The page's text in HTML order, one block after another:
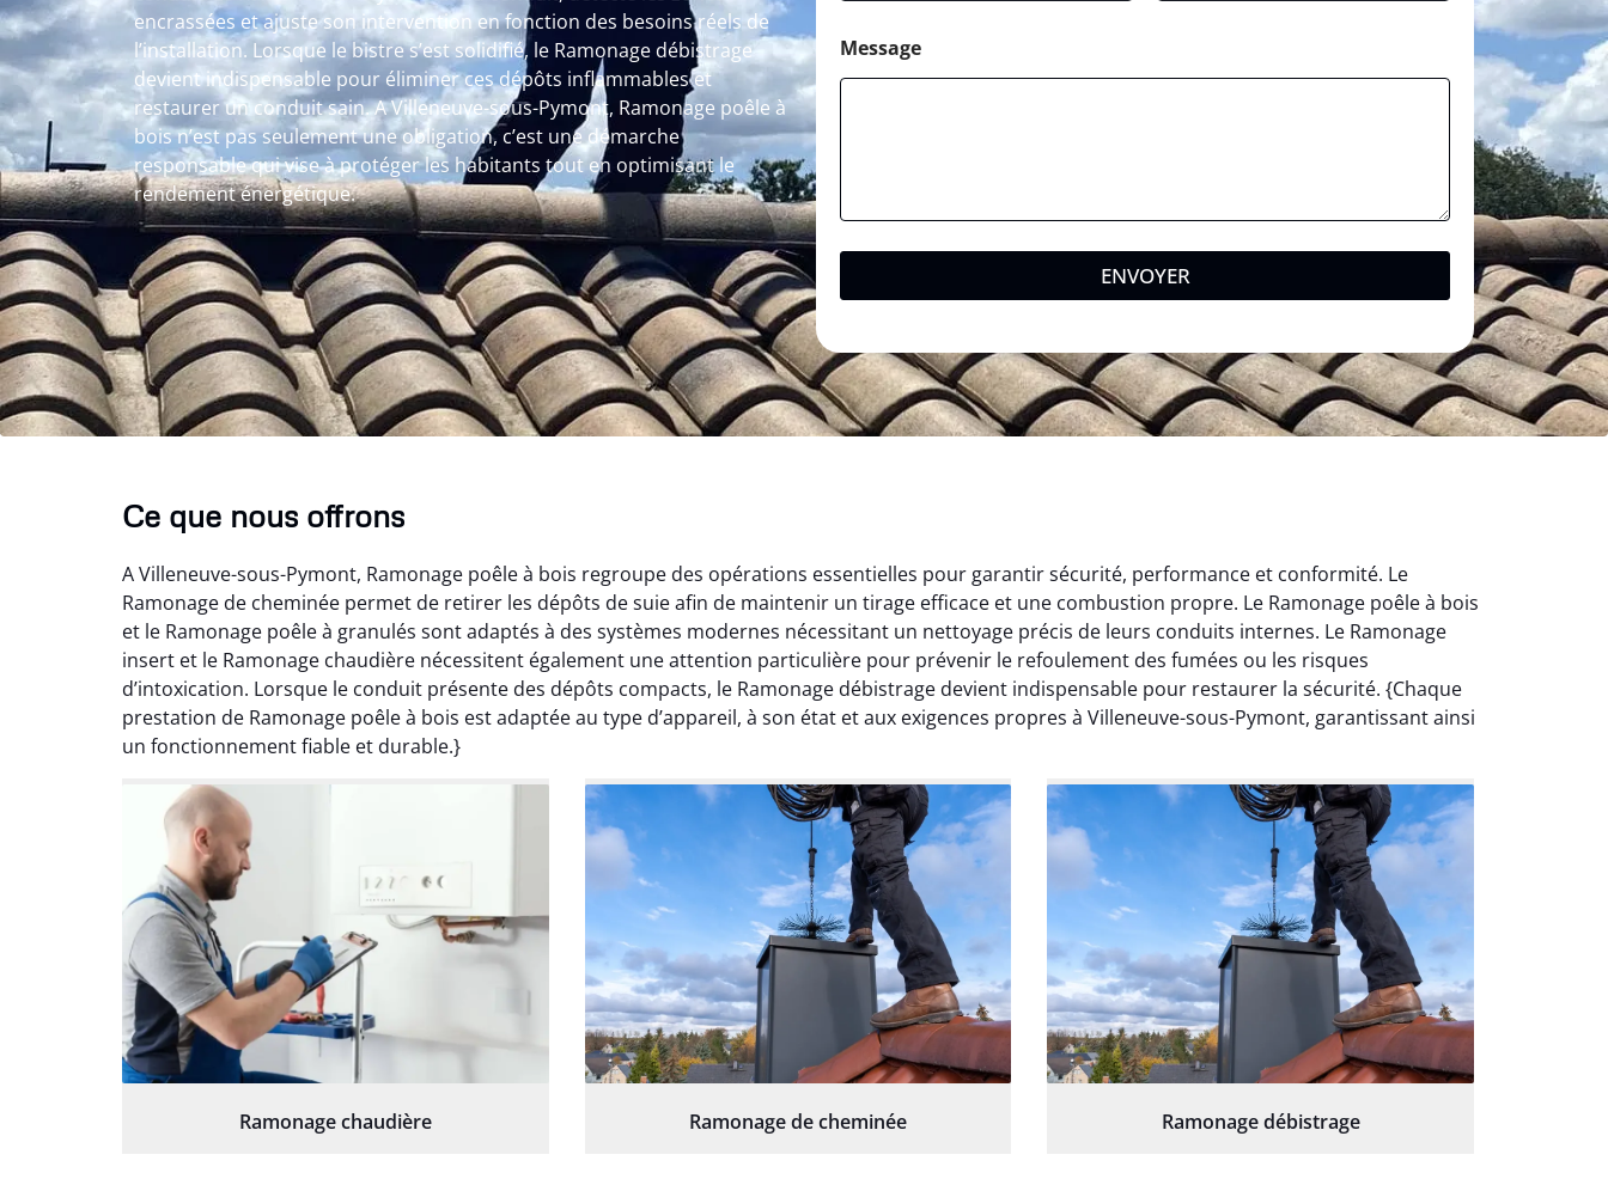
encrassées et ajuste son intervention en fonction des besoins réels de
l’installation. Lorsque le bistre s’est solidifié, le Ramonage débistrage
devient indispensable pour éliminer ces dépôts inflammables et
restaurer un conduit sain. A Villeneuve-sous-Pymont, Ramonage poêle à
bois n’est pas seulement une obligation, c’est une démarche
responsable qui vise à protéger les habitants tout en optimisant le
rendement énergétique.
Message
ENVOYER
Ce que nous offrons
A Villeneuve-sous-Pymont, Ramonage poêle à bois regroupe des opérations essentielles pour garantir sécurité, performance et conformité. Le
Ramonage de cheminée permet de retirer les dépôts de suie afin de maintenir un tirage efficace et une combustion propre. Le Ramonage poêle à bois
et le Ramonage poêle à granulés sont adaptés à des systèmes modernes nécessitant un nettoyage précis de leurs conduits internes. Le Ramonage
insert et le Ramonage chaudière nécessitent également une attention particulière pour prévenir le refoulement des fumées ou les risques
d’intoxication. Lorsque le conduit présente des dépôts compacts, le Ramonage débistrage devient indispensable pour restaurer la sécurité. {Chaque
prestation de Ramonage poêle à bois est adaptée au type d’appareil, à son état et aux exigences propres à Villeneuve-sous-Pymont, garantissant ainsi
un fonctionnement fiable et durable.}
Ramonage chaudière Ramonage de cheminée Ramonage débistrage